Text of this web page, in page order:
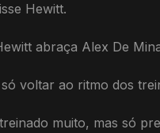
Hewitt.
abraça Alex De
só voltar ao ritmo dos
muito, mas só